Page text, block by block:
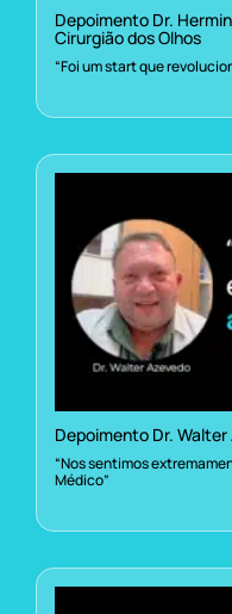
Depoimento Dr.
Cirurgião dos Olhos
“Foi um start que
Depoimento Dr.
“Nos sentimos
Médico”